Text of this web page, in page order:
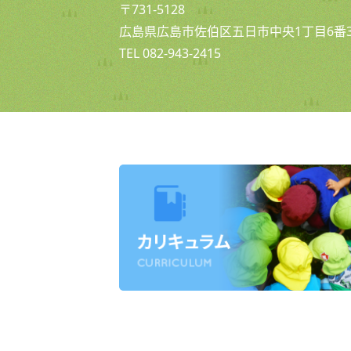
〒731-5128
広島県広島市佐伯区五日市中央1丁目6番
TEL 082-943-2415